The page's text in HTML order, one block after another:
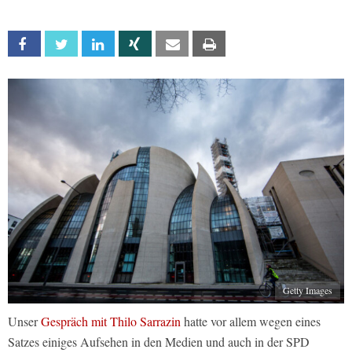
Facebook Twitter Linkedin Xing Email
Getty Images
UnserGespräch mit Thilo Sarrazin hatte vor allem wegen eines
Satzes einiges Aufsehen in den Medien und auch in der SPD